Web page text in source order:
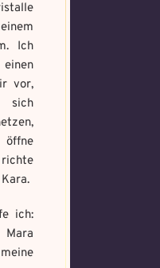
Ich
vor,
sich
öffne
ich:
Wähle ein beliebiges
um den Fluch zu bannen.
Weitere Mandala findest du
hier:
Nimm ihn bitte nur
benötigst.